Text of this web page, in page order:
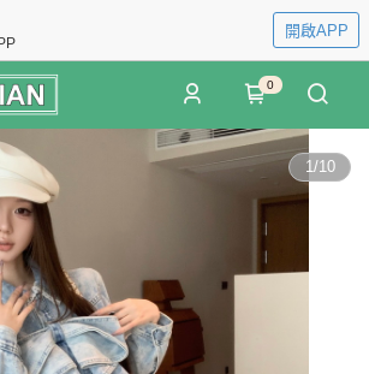
開啟APP
0
1/10